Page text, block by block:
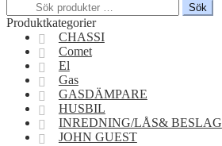
efter:
Sök
Produktkategorier
CHASSI
Comet
El
Gas
GASDÄMPARE
HUSBIL
INREDNING/LÅS& BESLAG
JOHN GUEST